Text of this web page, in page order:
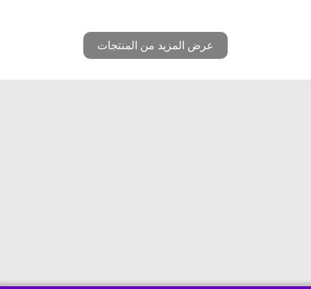
عرض المزيد من المنتجات